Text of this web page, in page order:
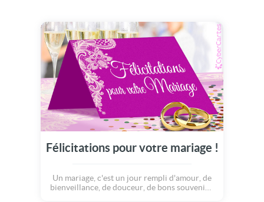
Félicitations pour votre mariage !
Un mariage, c'est un jour rempli d'amour, de
bienveillance, de douceur, de bons souvenirs,